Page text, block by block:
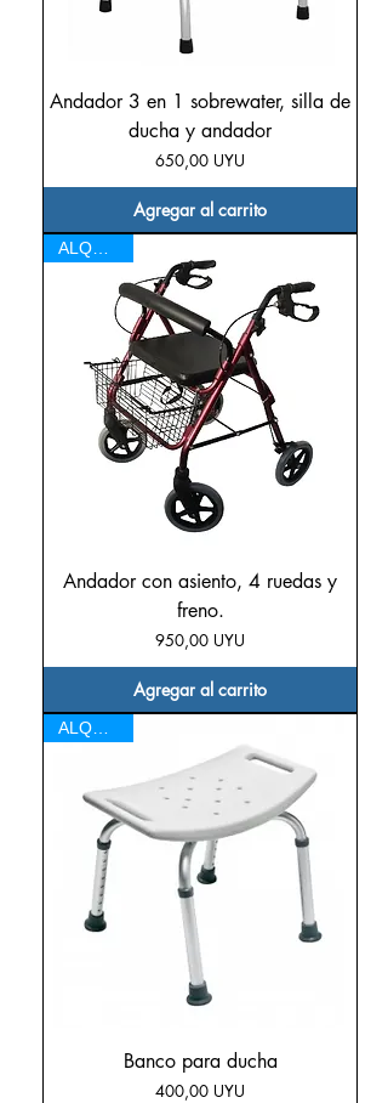
Andador 3 en 1 sobrewater, silla de
ducha y andador
Precio
650,00 UYU
Agregar al carrito
Andador con asiento, 4 ruedas y
freno.
Precio
950,00 UYU
Agregar al carrito
Banco para ducha
Precio
400,00 UYU